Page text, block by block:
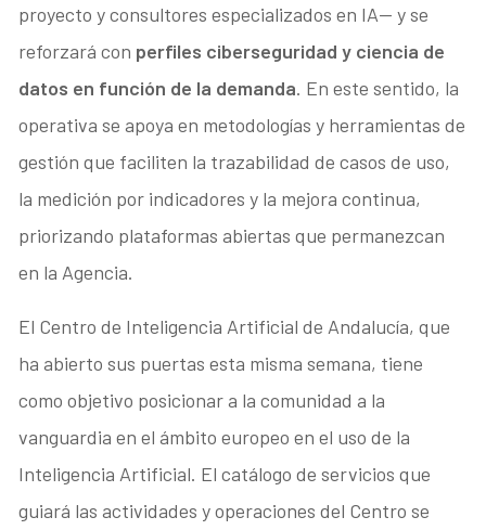
proyecto y consultores especializados en IA— y se
reforzará con perfiles ciberseguridad y ciencia de
datos en función de la demanda. En este sentido, la
operativa se apoya en metodologías y herramientas de
gestión que faciliten la trazabilidad de casos de uso,
la medición por indicadores y la mejora continua,
priorizando plataformas abiertas que permanezcan
en la Agencia.
El Centro de Inteligencia Artificial de Andalucía, que
ha abierto sus puertas esta misma semana, tiene
como objetivo posicionar a la comunidad a la
vanguardia en el ámbito europeo en el uso de la
Inteligencia Artificial. El catálogo de servicios que
guiará las actividades y operaciones del Centro se